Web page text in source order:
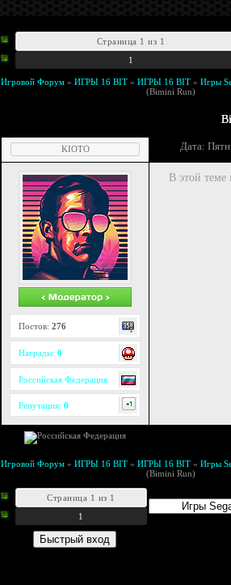
Страница 1 из 1
1
Игровой Форум » ИГРЫ 16 BIT » ИГРЫ 16 BIT » Игры
(Bimini Run)
KIOTO Дата:
Постов: 276
Награды: 0
Российская Федерация
Репутация: 0
В этой
Игровой Форум » ИГРЫ 16 BIT » ИГРЫ 16 BIT » Игры
(Bimini Run)
Страница 1 из 1
1